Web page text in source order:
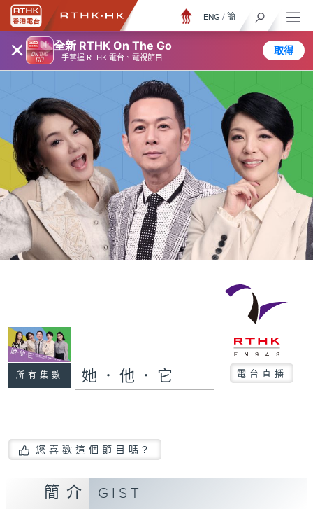
× 全新 RTHK On The Go
一手掌握 RTHK 電台、電視節目
取得
ENG / 簡
所有集數 她．他．它 電台直播
您喜歡這個節目嗎?
簡介 GIST